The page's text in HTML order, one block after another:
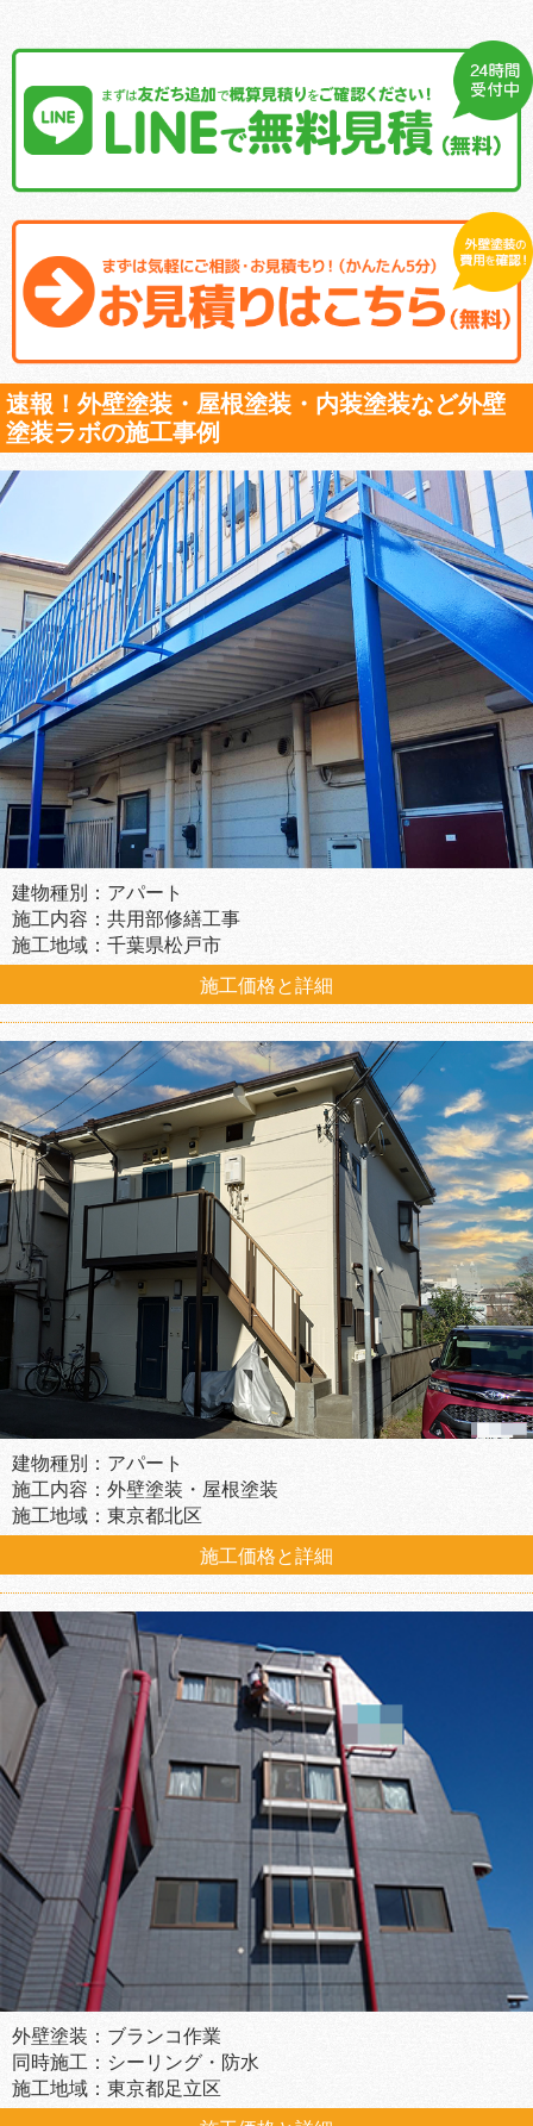
速報！外壁塗装・屋根塗装・内装塗装など外壁
塗装ラボの施工事例
建物種別：アパート
施工内容：共用部修繕工事
施工地域：千葉県松戸市
施工価格と詳細
建物種別：アパート
施工内容：外壁塗装・屋根塗装
施工地域：東京都北区
施工価格と詳細
外壁塗装：ブランコ作業
同時施工：シーリング・防水
施工地域：東京都足立区